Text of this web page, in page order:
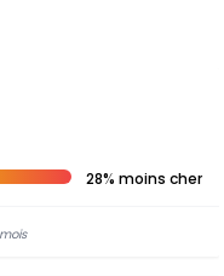
28% moins cher